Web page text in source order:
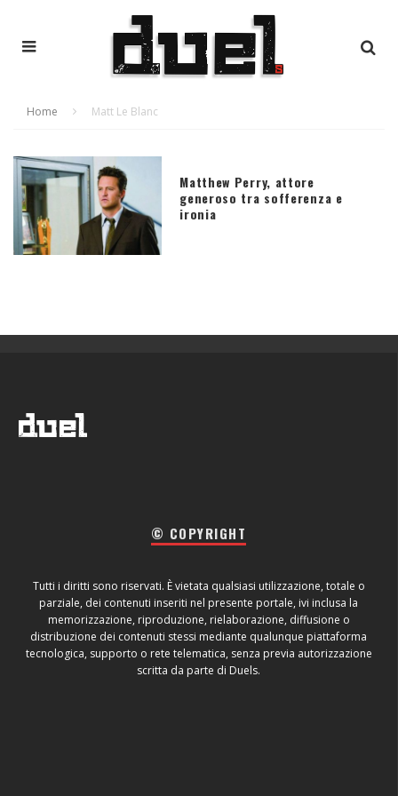
Home Matt Le Blanc
Matthew Perry, attore
generoso tra sofferenza e
ironia
© COPYRIGHT
Tutti i diritti sono riservati. È vietata qualsiasi utilizzazione, totale o
parziale, dei contenuti inseriti nel presente portale, ivi inclusa la
memorizzazione, riproduzione, rielaborazione, diffusione o
distribuzione dei contenuti stessi mediante qualunque piattaforma
tecnologica, supporto o rete telematica, senza previa autorizzazione
scritta da parte di Duels.